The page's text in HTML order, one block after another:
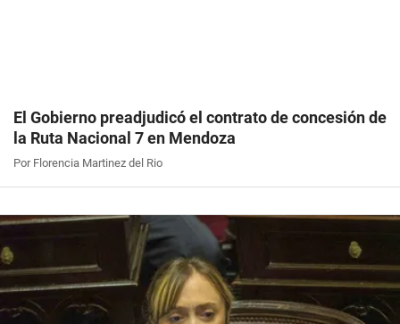
El Gobierno preadjudicó el contrato de concesión de
la Ruta Nacional 7 en Mendoza
Por Florencia Martinez del Rio